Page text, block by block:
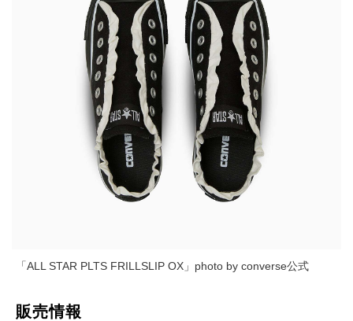
「ALL STAR PLTS FRILLSLIP OX」photo by converse公式
販売情報